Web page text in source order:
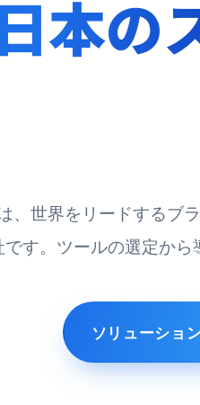
日本の
、世界をリードするブ
です。ツールの選定から
ソリューショ